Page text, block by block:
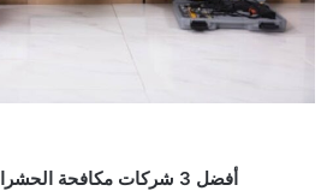
أفضل 3 شركات مكافحة الحشرات في الشارقة